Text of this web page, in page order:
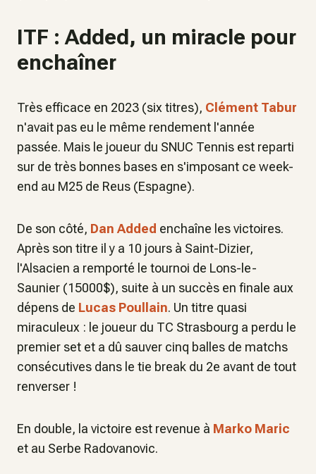
ITF : Added, un miracle pour
enchaîner
Très efficace en 2023 (six titres), Clément Tabur
n'avait pas eu le même rendement l'année
passée. Mais le joueur du SNUC Tennis est reparti
sur de très bonnes bases en s'imposant ce week-
end au M25 de Reus (Espagne).
De son côté, Dan Added enchaîne les victoires.
Après son titre il y a 10 jours à Saint-Dizier,
l'Alsacien a remporté le tournoi de Lons-le-
Saunier (15000$), suite à un succès en finale aux
dépens de Lucas Poullain. Un titre quasi
miraculeux : le joueur du TC Strasbourg a perdu le
premier set et a dû sauver cinq balles de matchs
consécutives dans le tie break du 2e avant de tout
renverser !
En double, la victoire est revenue à Marko Maric
et au Serbe Radovanovic.